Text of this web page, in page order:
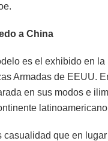
a China
es el exhibido en la
Armadas de EEUU.
en sus modos e
casualidad que en